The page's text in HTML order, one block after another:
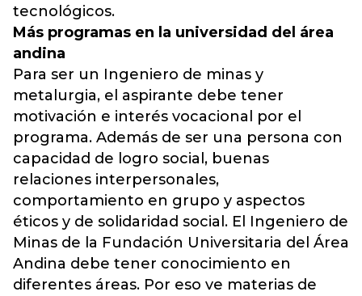
tecnológicos.
Más programas en la universidad del área
andina
Para ser un Ingeniero de minas y
metalurgia, el aspirante debe tener
motivación e interés vocacional por el
programa. Además de ser una persona con
capacidad de logro social, buenas
relaciones interpersonales,
comportamiento en grupo y aspectos
éticos y de solidaridad social. El Ingeniero de
Minas de la Fundación Universitaria del Área
Andina debe tener conocimiento en
diferentes áreas. Por eso ve materias de